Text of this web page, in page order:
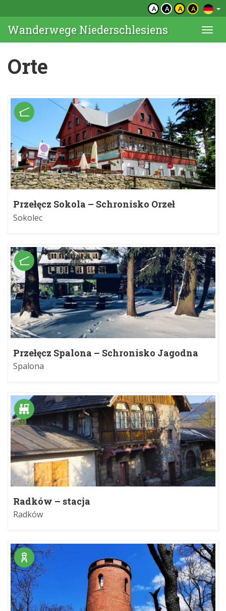
A A A A
Wanderwege Niederschlesiens
Orte
Przełęcz Sokola – Schronisko Orzeł
Sokolec
Przełęcz Spalona – Schronisko Jagodna
Spalona
Radków – stacja
Radków